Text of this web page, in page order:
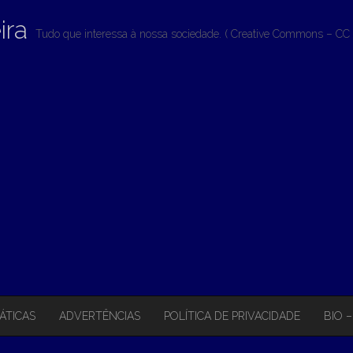
Tudo que interessa à nossa sociedade. ( Creative Commons – CC
ADVERTÊNCIAS POLÍTICA DE PRIVACIDADE BIO